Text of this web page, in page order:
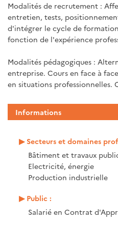
Modalités de recrutement :
entretien, tests,
d'intégrer le cycle de
fonction de l'expérience
Modalités pédagogiques :
entreprise. Cours en face à
en situations professionnelles.
Informations
Secteurs et domaines
Bâtiment et travaux
Electricité, énergie
Production industrielle
Public :
Salarié en Contrat